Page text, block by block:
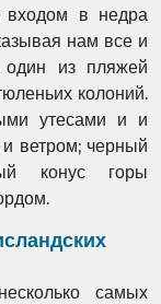
входом в недра
нам все и
один из пляжей
колоний.
утесами и и
ветром; черный
конус горы
самых